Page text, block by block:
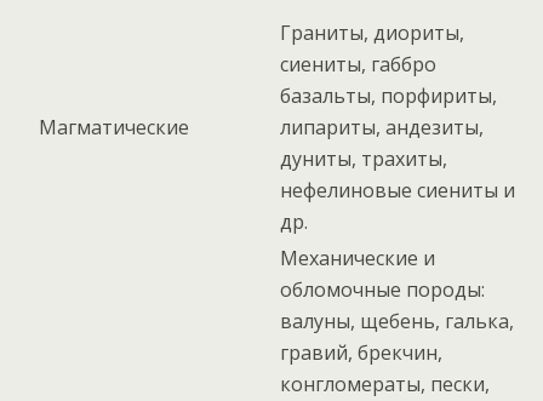
Магматические
Граниты, диориты,
сиениты, габбро
базальты, порфириты,
липариты, андезиты,
дуниты, трахиты,
нефелиновые сиениты и
др.
Механические и
обломочные породы:
валуны, щебень, галька,
гравий, брекчин,
конгломераты, пески,